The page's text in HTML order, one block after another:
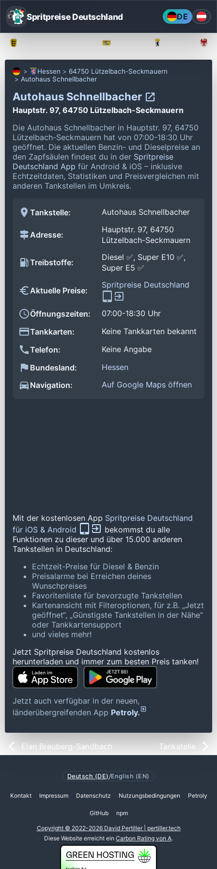
Spritpreise Deutschland DE
Hessen
64750 Lützelbach-Seckmauern
Autohaus Schnellbacher
Autohaus Schnellbacher
Hauptstr. 97, 64750 Lützelbach-Seckmauern
Die Autohaus Schnellbacher in Hauptstr. 97, 64750
Lützelbach-Seckmauern hat von 07:00-18:30 Uhr
geöffnet. Die aktuellen Benzin- und Dieselpreise an
den Zapfsäulen findest du in der Spritpreise
Deutschland App für Android & iOS – inklusive
Echtzeitdaten, Statistiken und Preisvergleichen mit
anderen Tankstellen im Umkreis.
Tankstelle: Autohaus Schnellbacher
Adresse:
Hauptstr. 97, 64750
Lützelbach-Seckmauern
Treibstoffe:
Diesel ✅, Super E10 ✅,
Super E5 ✅
Aktuelle Preise:
Spritpreise Deutschland
Öffnungszeiten:
07:00-18:30 Uhr
Tankkarten:
Keine Tankkarten bekannt
Telefon:
Keine Angabe
Bundesland:
Hessen
Navigation:
Auf Google Maps öffnen
Mit der kostenlosen App Spritpreise Deutschland
für iOS & Android
bekommst du alle
Funktionen zu dieser und über 15.000 anderen
Tankstellen in Deutschland:
Echtzeit-Preise für Diesel & Benzin
Preisalarme bei Erreichen deines
Wunschpreises
Favoritenliste für bevorzugte Tankstellen
Kartenansicht mit Filteroptionen, für z.B. „Jetzt
geöffnet“, „Günstigste Tankstellen in der Nähe“
oder Tankkartensupport
und vieles mehr!
Jetzt Spritpreise Deutschland kostenlos
herunterladen und immer zum besten Preis tanken!
Jetzt auch verfügbar in der neuen,
länderübergreifenden App Petroly.
Elan Breuberg-Sandbach Tankstelle
Deutsch (DE) /English (EN)
Kontakt Impressum Datenschutz Nutzungsbedingungen Petroly
GitHub npm
Copyright © 2022-2026 David Pertiller | pertiller.tech
Diese Website erreicht ein Carbon Rating von A.